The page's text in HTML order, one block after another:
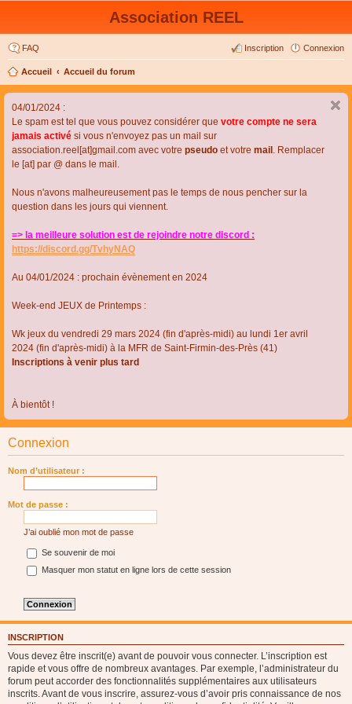
Association REEL
FAQ Connexion
Inscription
Accueil Accueil du forum
04/01/2024 :
Le spam est tel que vous pouvez considérer que votre compte ne sera
jamais activé si vous n'envoyez pas un mail sur
association.reel[at]gmail.com avec votre pseudo et votre mail . Remplacer
le [at] par @ dans le mail.
Nous n'avons malheureusement pas le temps de nous pencher sur la
question dans les jours qui viennent.
=> la meilleure solution est de rejoindre notre discord :
https://discord.gg/TvhyNAQ
Au 04/01/2024 : prochain évènement en 2024
Week-end JEUX de Printemps :
Wk jeux du vendredi 29 mars 2024 (fin d'après-midi) au lundi 1er avril
2024 (fin d'après-midi) à la MFR de Saint-Firmin-des-Près (41)
Inscriptions à venir plus tard
À bientôt !
Connexion
Nom d’utilisateur :
Mot de passe :
J’ai oublié mon mot de passe
Se souvenir de moi
Masquer mon statut en ligne lors de cette session
INSCRIPTION
Vous devez être inscrit(e) avant de pouvoir vous connecter. L’inscription est
rapide et vous offre de nombreux avantages. Par exemple, l’administrateur du
forum peut accorder des fonctionnalités supplémentaires aux utilisateurs
inscrits. Avant de vous inscrire, assurez-vous d’avoir pris connaissance de nos